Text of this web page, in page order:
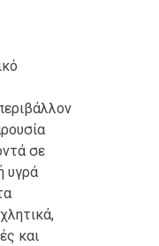
σε
υγρά
και